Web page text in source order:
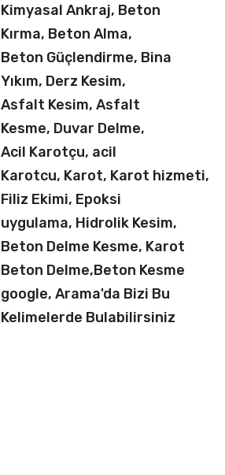
Kimyasal Ankraj, Beton
Kırma, Beton Alma,
Beton Güçlendirme, Bina
Yıkım, Derz Kesim,
Asfalt Kesim, Asfalt
Kesme, Duvar Delme,
Acil Karotçu, acil
Karotcu, Karot, Karot hizmeti,
Filiz Ekimi, Epoksi
uygulama, Hidrolik Kesim,
Beton Delme Kesme, Karot
Beton Delme,Beton Kesme
google, Arama'da Bizi Bu
Kelimelerde Bulabilirsiniz